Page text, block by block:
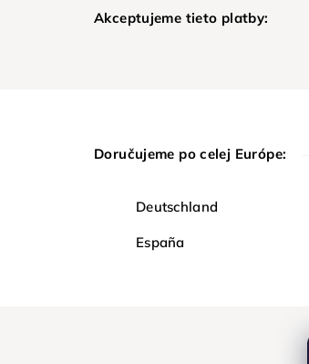
Akceptujeme tieto platby:
Doručujeme po celej Európe:
Deutschland
España